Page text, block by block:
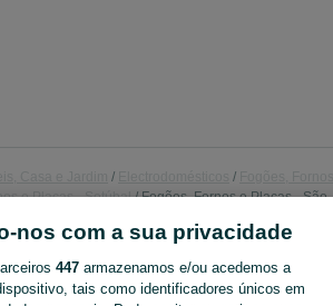
e Placas - Setúbal
Fogões, Fornos e Placas - São
nos com a sua privacidade
447armazenamos e/ou acedemos a
tais como identificadores únicos em